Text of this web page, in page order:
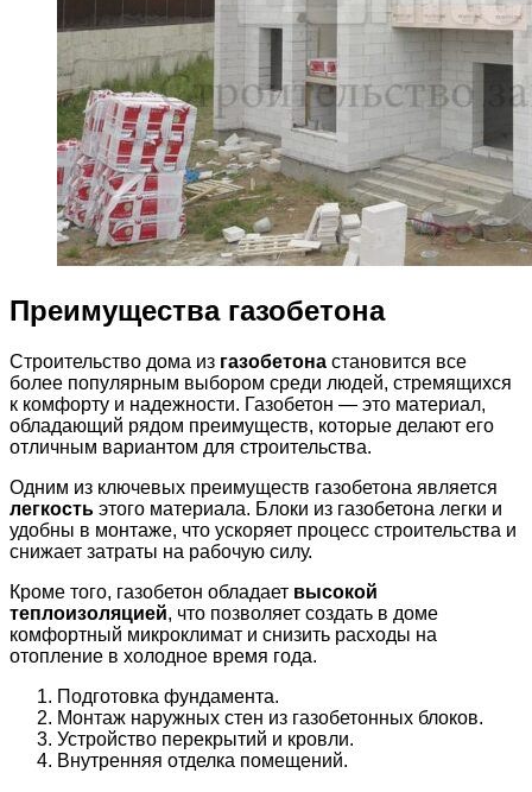
Преимущества газобетона
Строительство дома из газобетона становится все
более популярным выбором среди людей, стремящихся
к комфорту и надежности. Газобетон — это материал,
обладающий рядом преимуществ, которые делают его
отличным вариантом для строительства.
Одним из ключевых преимуществ газобетона является
легкость этого материала. Блоки из газобетона легки и
удобны в монтаже, что ускоряет процесс строительства и
снижает затраты на рабочую силу.
Кроме того, газобетон обладает высокой
теплоизоляцией, что позволяет создать в доме
комфортный микроклимат и снизить расходы на
отопление в холодное время года.
Подготовка фундамента.
Монтаж наружных стен из газобетонных блоков.
Устройство перекрытий и кровли.
Внутренняя отделка помещений.